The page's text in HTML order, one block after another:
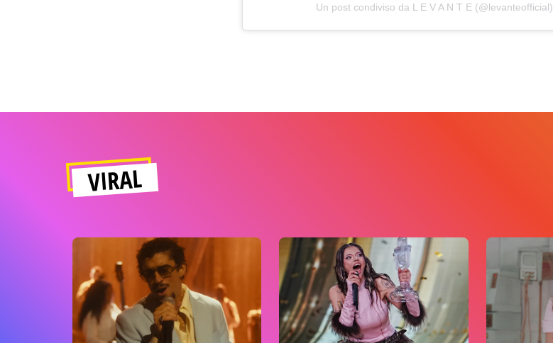
Un post condiviso da L E V A N T E (@levanteofficial)
VIRAL